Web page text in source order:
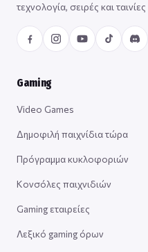
τεχνολογία, σειρές και ταινίες
Gaming
Video Games
Δημοφιλή παιχνίδια τώρα
Πρόγραμμα κυκλοφοριών
Κονσόλες παιχνιδιών
Gaming εταιρείες
Λεξικό gaming όρων